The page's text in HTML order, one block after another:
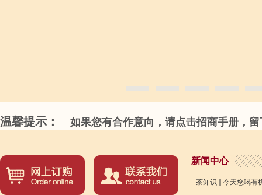
温馨提示： 如果您有合作意向，请点击招商手册，
新闻中心
· 茶知识 || 今天您喝有